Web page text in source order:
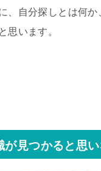
、自分探しとは何か
思います。
が見つかると思